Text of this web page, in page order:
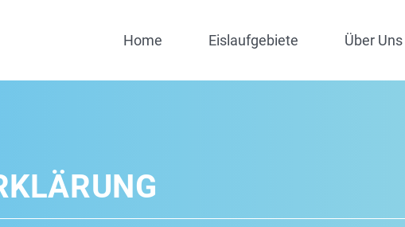
Home Eislaufgebiete Über Uns